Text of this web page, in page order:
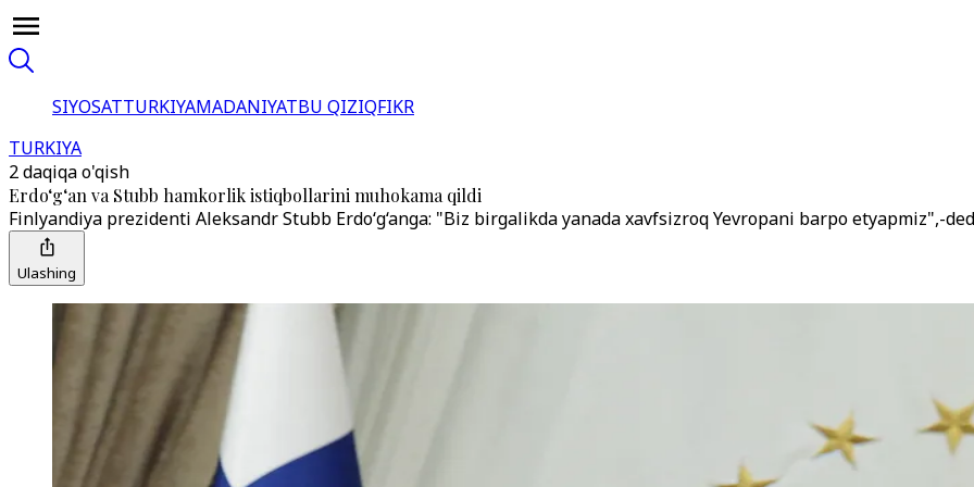
SIYOSATTURKIYAMADANIYATBU QIZIQFIKR
TURKIYA
2 daqiqa o'qish
Erdo‘g‘an va Stubb hamkorlik istiqbollarini muhokama qildi
Finlyandiya prezidenti Aleksandr Stubb Erdo‘g‘anga: "Biz birgalikda yanada xavfsizroq Yevropani barpo etyapmiz",-
Ulashing